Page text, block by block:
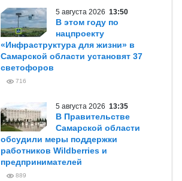
5 августа 2026 13:50
В этом году по
нацпроекту
«Инфраструктура для жизни» в
Самарской области установят 37
светофоров
716
5 августа 2026 13:35
В Правительстве
Самарской области
обсудили меры поддержки
работников Wildberries и
предпринимателей
889